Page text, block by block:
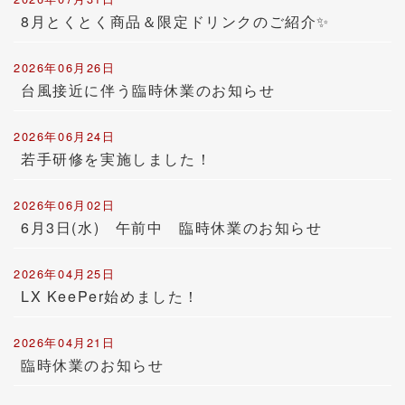
8月とくとく商品＆限定ドリンクのご紹介✨
2026年06月26日
台風接近に伴う臨時休業のお知らせ
2026年06月24日
若手研修を実施しました！
2026年06月02日
6月3日(水) 午前中 臨時休業のお知らせ
2026年04月25日
LX KeePer始めました！
2026年04月21日
臨時休業のお知らせ